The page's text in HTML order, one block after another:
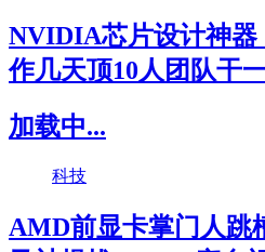
NVIDIA芯片设计神器
作几天顶10人团队干
加载中...
科技
AMD前显卡掌门人跳